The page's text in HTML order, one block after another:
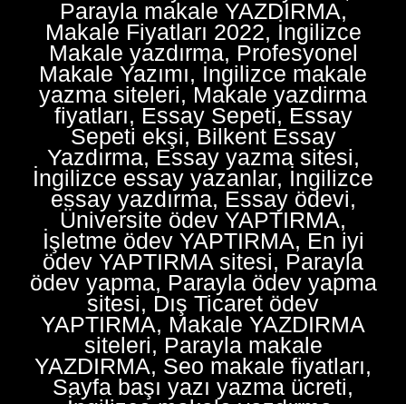
Parayla makale YAZDIRMA,
Makale Fiyatları 2022, İngilizce
Makale yazdırma, Profesyonel
Makale Yazımı, İngilizce makale
yazma siteleri, Makale yazdirma
fiyatları, Essay Sepeti, Essay
Sepeti ekşi, Bilkent Essay
Yazdırma, Essay yazma sitesi,
İngilizce essay yazanlar, İngilizce
essay yazdırma, Essay ödevi,
Üniversite ödev YAPTIRMA,
İşletme ödev YAPTIRMA, En iyi
ödev YAPTIRMA sitesi, Parayla
ödev yapma, Parayla ödev yapma
sitesi, Dış Ticaret ödev
YAPTIRMA, Makale YAZDIRMA
siteleri, Parayla makale
YAZDIRMA, Seo makale fiyatları,
Sayfa başı yazı yazma ücreti,